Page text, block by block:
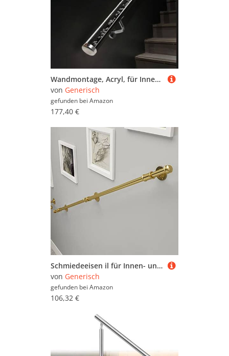
Geländersysteme (887)
Handläufe (98.585)
Mittelholmtreppen (960)
Wendeltreppen (3)
Türen (782.837)
Wärmepumpen (50)
Werkbänke (66.669)
Werkzeug (1.244.748)
Wandmontage, Acryl, für Innen- und Außentreppen, 2,5 m, transparente Geländerstütze für Zuhause, Dachboden, Veranda, verstellbare Längen: 90 cm bis 6 m
von Generisch
gefunden bei Amazon
177,40 €
Schmiedeeisen il für Innen- und Außentreppen, goldfarbenes Metall, Wandmontage, Geländer für Kinder, Senioren und Behinderte, Loftvilla, Innentreppe, Bar-Kit
von Generisch
gefunden bei Amazon
106,32 €